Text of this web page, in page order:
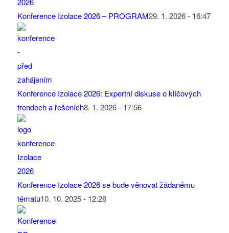
Konference Izolace 2026 – PROGRAM29. 1. 2026 - 16:47
Konference Izolace 2026: Expertní diskuse o klíčových
trendech a řešeních8. 1. 2026 - 17:56
Konference Izolace 2026 se bude věnovat žádanému
tématu10. 10. 2025 - 12:28